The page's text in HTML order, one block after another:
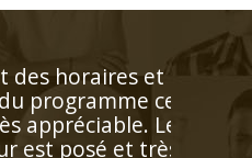
contact, identifie
les lacunes de
Très bonne
ce qui facilite